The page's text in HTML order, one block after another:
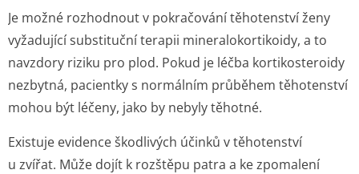
Je možné rozhodnout v pokračování těhotenství ženy
vyžadující substituční terapii mineralokortikoidy, a to
navzdory riziku pro plod. Pokud je léčba kortikosteroidy
nezbytná, pacientky s normálním průběhem těhotenství
mohou být léčeny, jako by nebyly těhotné.
Existuje evidence škodlivých účinků v těhotenství
u zvířat. Může dojít k rozštěpu patra a ke zpomalení